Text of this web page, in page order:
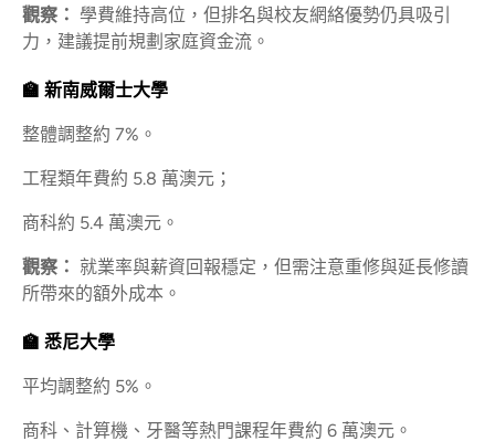
觀察： 學費維持高位，但排名與校友網絡優勢仍具吸引
力，建議提前規劃家庭資金流。
🏫 新南威爾士大學
整體調整約 7%。
工程類年費約 5.8 萬澳元；
商科約 5.4 萬澳元。
觀察： 就業率與薪資回報穩定，但需注意重修與延長修讀
所帶來的額外成本。
🏫 悉尼大學
平均調整約 5%。
商科、計算機、牙醫等熱門課程年費約 6 萬澳元。